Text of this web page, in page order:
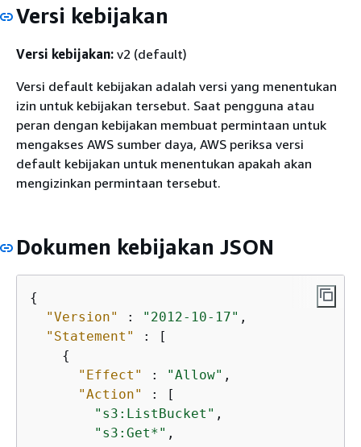
Versi kebijakan
Versi kebijakan: v2 (default)
Versi default kebijakan adalah versi yang menentukan
izin untuk kebijakan tersebut. Saat pengguna atau
peran dengan kebijakan membuat permintaan untuk
mengakses AWS sumber daya, AWS periksa versi
default kebijakan untuk menentukan apakah akan
mengizinkan permintaan tersebut.
Dokumen kebijakan JSON
{
"Version"
: "2012-10-17" ,
"Statement"
: [
{
"Effect"
: "Allow" ,
"Action"
: [
"s3:ListBucket" ,
"s3:Get*" ,